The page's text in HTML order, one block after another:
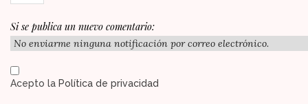
Si se publica un nuevo comentario:
Acepto la Política de privacidad